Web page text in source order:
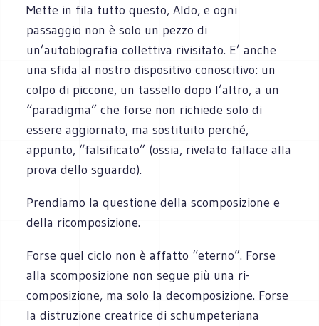
Mette in fila tutto questo, Aldo, e ogni
passaggio non è solo un pezzo di
un’autobiografia collettiva rivisitato. E’ anche
una sfida al nostro dispositivo conoscitivo: un
colpo di piccone, un tassello dopo l’altro, a un
“paradigma” che forse non richiede solo di
essere aggiornato, ma sostituito perché,
appunto, “falsificato” (ossia, rivelato fallace alla
prova dello sguardo).
Prendiamo la questione della scomposizione e
della ricomposizione.
Forse quel ciclo non è affatto “eterno”. Forse
alla scomposizione non segue più una ri-
composizione, ma solo la decomposizione. Forse
la distruzione creatrice di schumpeteriana